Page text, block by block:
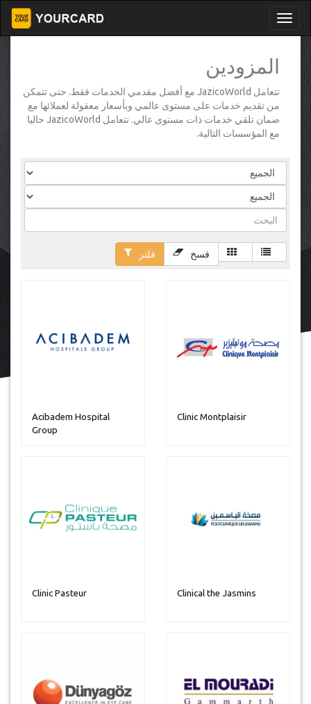
المزودين
تتعامل JazicoWorld مع أفضل مقدمي الخدمات فقط. حتى تتمكن
من تقديم خدمات على مستوى عالمي وبأسعار معقولة لعملائها مع
ضمان تلقي خدمات ذات مستوى عالي. تتعامل JazicoWorld حاليا
مع المؤسسات التالية.
فلتر فسخ
Acibadem Hospital
Group
Clinic Montplaisir
Clinic Pasteur Clinical the Jasmins